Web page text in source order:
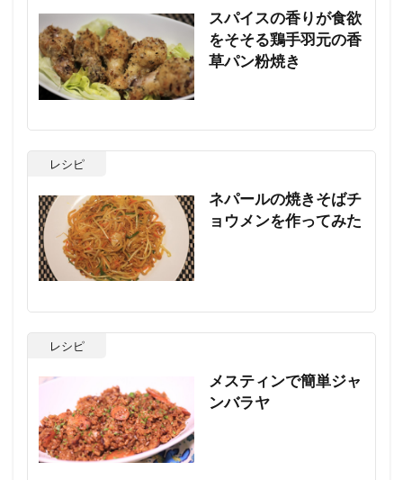
スパイスの香りが食欲
をそそる鶏手羽元の香
草パン粉焼き
レシピ
ネパールの焼きそばチ
ョウメンを作ってみた
レシピ
メスティンで簡単ジャ
ンバラヤ